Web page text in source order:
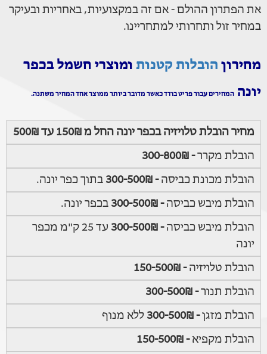
את הפתרון ההולם - אם זה במקצועיות, באחריות ובעיקר
במחיר זול ותחרותי למתחריינו.
מחירון הובלות קטנות ומוצרי חשמל בכפר
יונה המחירים עבור פריט בודד כאשר מדובר ביותר ממוצר אחד המחיר משתנה.
מחיר הובלת טלויזיה בכפר יונה החל מ 150₪ עד 500₪
הובלת מקרר- 300-800₪
הובלת מכונת כביסה - 300-500₪
בתוך כפר יונה.
הובלת מיבש כביסה - 300-500₪
בכפר יונה.
הובלת מיבש כביסה - 300-500₪
עד 25 ק"מ מכפר
יונה
הובלת טלויזיה - 150-500₪
הובלת תנור- 300-500₪
הובלת מזגן- 300-500₪
ללא מנוף
הובלת מקפיא- 150-500₪